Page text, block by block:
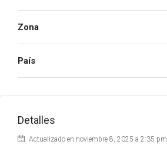
Zona
País
Detalles
Actualizado en noviembre 8, 2025 a 2:35 pm